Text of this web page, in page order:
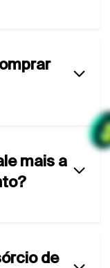
mais a
de